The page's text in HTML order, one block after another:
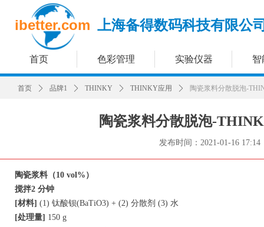
首页 色彩管理 实验仪器 智
ibetter.com 上海备得数码科技有限公
陶瓷浆料分散脱泡-
发布时间： 2021-01-16 17:14
陶瓷浆料（10 vol%）
搅拌2 分钟
[材料] (1) 钛酸钡(BaTiO3) + (2) 分散剂 (3) 水
[处理量] 150 g
首页 ꄲ 品牌1 ꄲ THINKY ꄲ THINKY应用 ꄲ 陶瓷浆料分散脱泡-